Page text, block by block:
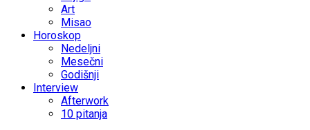
Art
Misao
Horoskop
Nedeljni
Mesečni
Godišnji
Interview
Afterwork
10 pitanja